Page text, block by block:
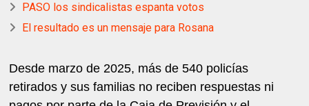
PASO los sindicalistas espanta votos
El resultado es un mensaje para Rosana
Desde marzo de 2025, más de 540 policías
retirados y sus familias no reciben respuestas ni